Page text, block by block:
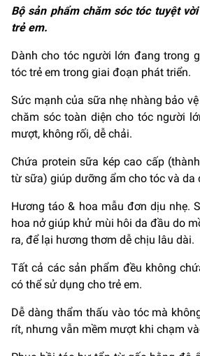
Bộ sản phẩm chăm sóc tóc tuyệt
trẻ em.
Dành cho tóc người lớn đang trong
tóc trẻ em trong giai đoạn phát triển.
Sức mạnh của sữa nhẹ nhàng bảo
chăm sóc toàn diện cho tóc người
mượt, không rối, dễ chải.
Chứa protein sữa kép cao cấp
từ sữa) giúp dưỡng ẩm cho tóc và da
Hương táo & hoa mẫu đơn dịu nhẹ.
hoa nở giúp khử mùi hôi da đầu do
ra, để lại hương thơm dễ chịu lâu dài.
Tất cả các sản phẩm đều không
có thể sử dụng cho trẻ em.
Dễ dàng thẩm thấu vào tóc mà
rít, nhưng vẫn mềm mượt khi chạm